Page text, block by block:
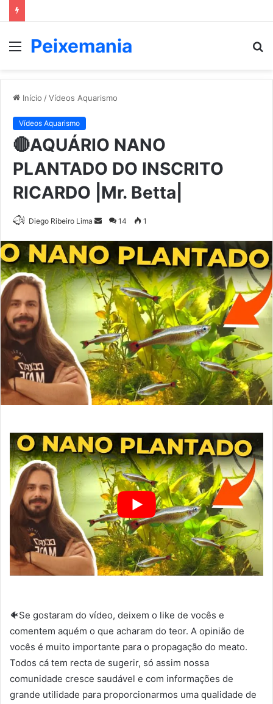
Menu
Peixemania
Início /Vídeos Aquarismo
Vídeos Aquarismo
🔴AQUÁRIO NANO
PLANTADO DO INSCRITO
RICARDO |Mr. Betta|
Diego Ribeiro Lima
Mande
e-
mail
14 1
🐠Se gostaram do vídeo, deixem o like de vocês e
comentem aquém o que acharam do teor. A opinião de
vocês é muito importante para o propagação do meato.
Todos cá tem recta de sugerir, só assim nossa
comunidade cresce saudável e com informações de
grande utilidade para proporcionarmos uma qualidade de